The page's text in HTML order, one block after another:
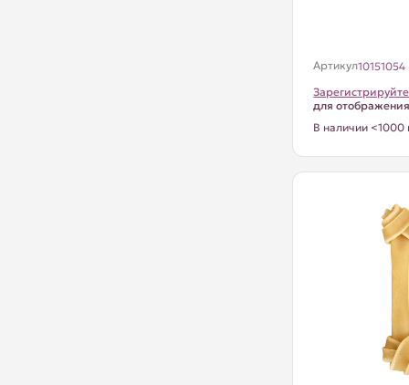
Артикул10151054
для
В наличии <1000